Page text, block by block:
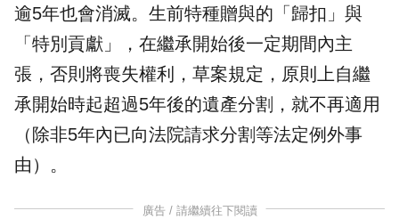
逾5年也會消滅。生前特種贈與的「歸扣」與
「特別貢獻」，在繼承開始後一定期間內主
張，否則將喪失權利，草案規定，原則上自繼
承開始時起超過5年後的遺產分割，就不再適用
（除非5年內已向法院請求分割等法定例外事
由）。
廣告 / 請繼續往下閱讀